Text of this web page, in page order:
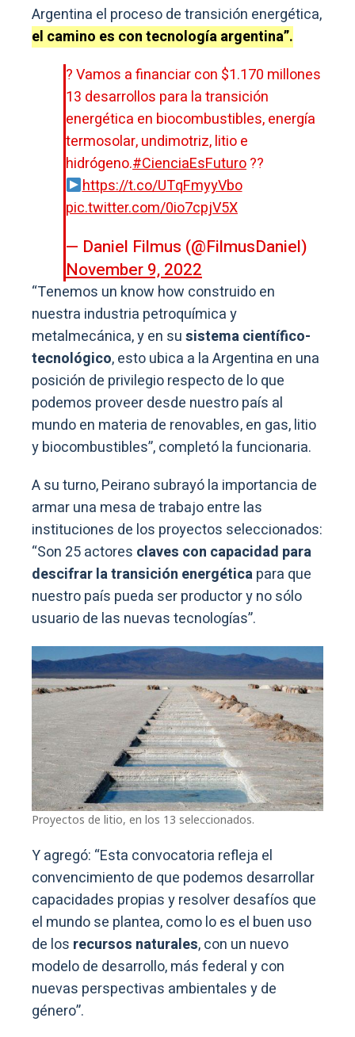
Argentina el proceso de transición energética,
el camino es con tecnología argentina”.
? Vamos a financiar con $1.170 millones
13 desarrollos para la transición
energética en biocombustibles, energía
termosolar, undimotriz, litio e
hidrógeno.
#CienciaEsFuturo??
https://t.co/UTqFmyyVbo
pic.twitter.com/0io7cpjV5X
— Daniel Filmus (@FilmusDaniel)
November 9, 2022
“Tenemos un know how construido en
nuestra industria petroquímica y
metalmecánica, y en susistema científico-
tecnológico, esto ubica a la Argentina en una
posición de privilegio respecto de lo que
podemos proveer desde nuestro país al
mundo en materia de renovables, en gas, litio
y biocombustibles”, completó la funcionaria.
A su turno, Peirano subrayó la importancia de
armar una mesa de trabajo entre las
instituciones de los proyectos seleccionados:
“Son 25 actores claves con capacidad para
descifrar la transición energéticapara que
nuestro país pueda ser productor y no sólo
usuario de las nuevas tecnologías”.
Proyectos de litio, en los 13 seleccionados.
Y agregó: “Esta convocatoria refleja el
convencimiento de que podemos desarrollar
capacidades propias y resolver desafíos que
el mundo se plantea, como lo es el buen uso
de los recursos naturales, con un nuevo
modelo de desarrollo, más federal y con
nuevas perspectivas ambientales y de
género”.